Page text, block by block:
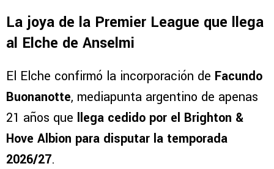
La joya de la Premier League que llega
al Elche de Anselmi
El Elche confirmó la incorporación de Facundo
Buonanotte, mediapunta argentino de apenas
21 años que llega cedido por el Brighton &
Hove Albion para disputar la temporada
2026/27.